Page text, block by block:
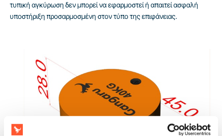
τυπική αγκύρωση δεν μπορεί να εφαρμοστεί ή απαιτεί ασφαλή
υποστήριξη προσαρμοσμένη στον τύπο της επιφάνειας.